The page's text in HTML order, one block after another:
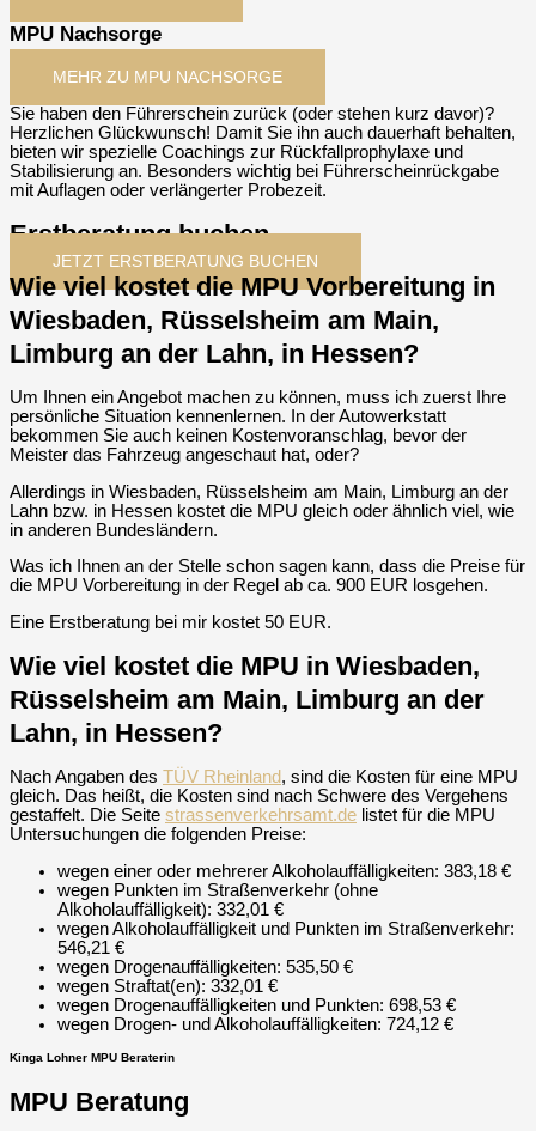
MPU Nachsorge
MEHR ZU MPU NACHSORGE
Sie haben den Führerschein zurück (oder stehen kurz davor)?
Herzlichen Glückwunsch! Damit Sie ihn auch dauerhaft behalten,
bieten wir spezielle Coachings zur Rückfallprophylaxe und
Stabilisierung an. Besonders wichtig bei Führerscheinrückgabe
mit Auflagen oder verlängerter Probezeit.
Erstberatung buchen
JETZT ERSTBERATUNG BUCHEN
Wie viel kostet die MPU Vorbereitung in
Wiesbaden, Rüsselsheim am Main,
Limburg an der Lahn, in Hessen?
Um Ihnen ein Angebot machen zu können, muss ich zuerst Ihre
persönliche Situation kennenlernen. In der Autowerkstatt
bekommen Sie auch keinen Kostenvoranschlag, bevor der
Meister das Fahrzeug angeschaut hat, oder?
Allerdings in Wiesbaden, Rüsselsheim am Main, Limburg an der
Lahn bzw. in Hessen kostet die MPU gleich oder ähnlich viel, wie
in anderen Bundesländern.
Was ich Ihnen an der Stelle schon sagen kann, dass die Preise für
die MPU Vorbereitung in der Regel ab ca. 900 EUR losgehen.
Eine Erstberatung bei mir kostet 50 EUR.
Wie viel kostet die MPU in Wiesbaden,
Rüsselsheim am Main, Limburg an der
Lahn, in Hessen?
Nach Angaben des TÜV Rheinland, sind die Kosten für eine MPU
gleich. Das heißt, die Kosten sind nach Schwere des Vergehens
gestaffelt. Die Seite strassenverkehrsamt.de listet für die MPU
Untersuchungen die folgenden Preise:
wegen einer oder mehrerer Alkoholauffälligkeiten: 383,18 €
wegen Punkten im Straßenverkehr (ohne
Alkoholauffälligkeit): 332,01 €
wegen Alkoholauffälligkeit und Punkten im Straßenverkehr:
546,21 €
wegen Drogenauffälligkeiten: 535,50 €
wegen Straftat(en): 332,01 €
wegen Drogenauffälligkeiten und Punkten: 698,53 €
wegen Drogen- und Alkoholauffälligkeiten: 724,12 €
Kinga Lohner MPU Beraterin
MPU Beratung